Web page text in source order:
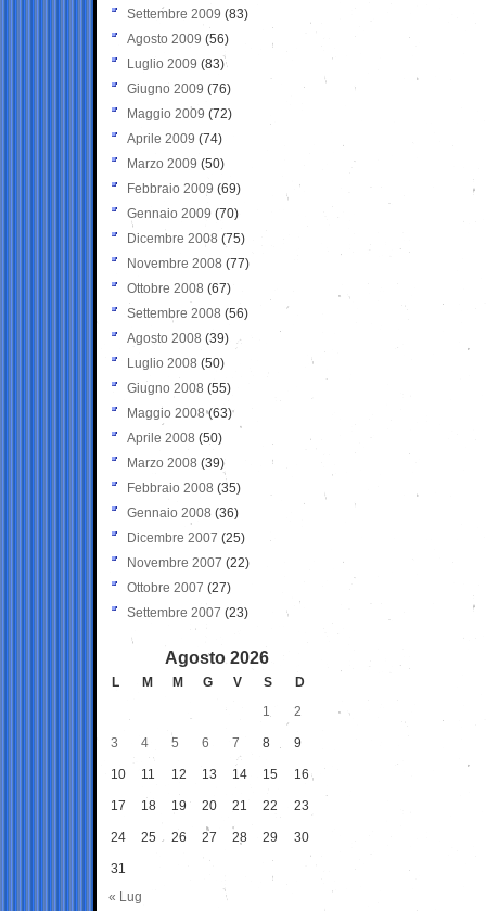
Settembre 2009 (83)
Agosto 2009 (56)
Luglio 2009 (83)
Giugno 2009 (76)
Maggio 2009 (72)
Aprile 2009 (74)
Marzo 2009 (50)
Febbraio 2009 (69)
Gennaio 2009 (70)
Dicembre 2008 (75)
Novembre 2008 (77)
Ottobre 2008 (67)
Settembre 2008 (56)
Agosto 2008 (39)
Luglio 2008 (50)
Giugno 2008 (55)
Maggio 2008(63)
Aprile 2008 (50)
Marzo 2008 (39)
Febbraio 2008 (35)
Gennaio 2008 (36)
Dicembre 2007 (25)
Novembre 2007 (22)
Ottobre 2007 (27)
Settembre 2007 (23)
Agosto 2026
L M M G V S
D
1
2
3 4 5 6 7 8 9
10 11 12 13 14 15 16
17 18 19 20 21 22 23
24 25 26 27 28 29 30
31
« Lug